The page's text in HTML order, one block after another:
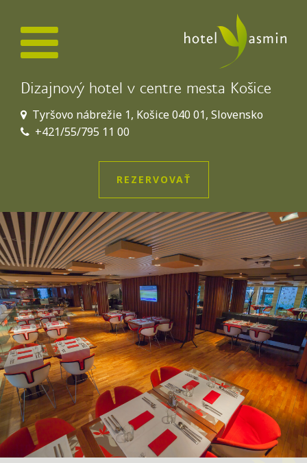
Dizajnový hotel v centre mesta Košice
Tyršovo nábrežie 1, Košice 040 01, Slovensko
+421/55/795 11 00
REZERVOVAŤ